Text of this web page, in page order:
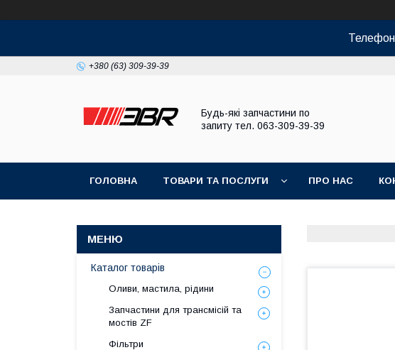
+380 (63) 309-39-39
Будь-які запчастини по
запиту тел. 063-309-39-39
ГОЛОВНА ТОВАРИ ТА ПОСЛУГИ ПРО НАС
Каталог товарів
Оливи, мастила, рідини
Запчастини для трансмісій та
мостів ZF
Фільтри